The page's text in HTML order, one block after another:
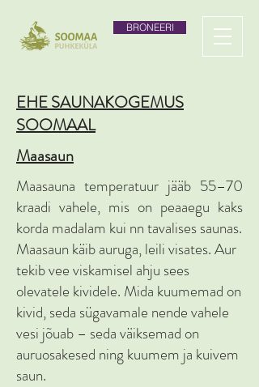
BRONEERI
EHE SAUNAKOGEMUS
SOOMAAL
Maasaun
Maasauna temperatuur jääb 55–70
kraadi vahele, mis on peaaegu kaks
korda madalam kui nn tavalises saunas.
Maasaun käib auruga, leili visates. Aur
tekib vee viskamisel ahju sees
olevatele kividele. Mida kuumemad on
kivid, seda sügavamale nende vahele
vesi jõuab – seda väiksemad on
auruosakesed ning kuumem ja kuivem
saun.